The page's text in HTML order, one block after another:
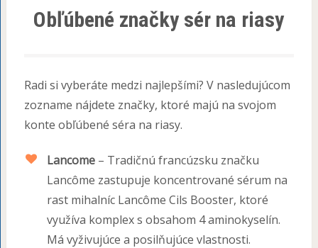
Obľúbené značky sér na riasy
Radi si vyberáte medzi najlepšími? V nasledujúcom
zozname nájdete značky, ktoré majú na svojom
konte obľúbené séra na riasy.
Lancome– Tradičnú francúzsku značku
Lancôme zastupuje koncentrované sérum na
rast mihalníc Lancôme Cils Booster, ktoré
využíva komplex s obsahom 4 aminokyselín.
Má vyživujúce a posilňujúce vlastnosti.